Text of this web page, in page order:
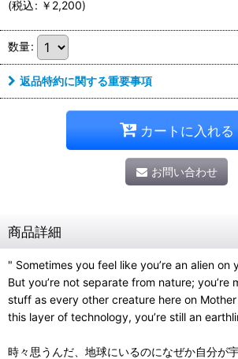
(税込: ￥ 2,200)
数量:
返品特約に関する重要事項
カートに入れる
お問い合わせ
商品詳細
" Sometimes you feel like you’re an alien on
But you’re not separate from nature; you’re
stuff as every other creature here on
this layer of technology, you’re still an
時々思うんだ、地球にいるのになぜか自分が